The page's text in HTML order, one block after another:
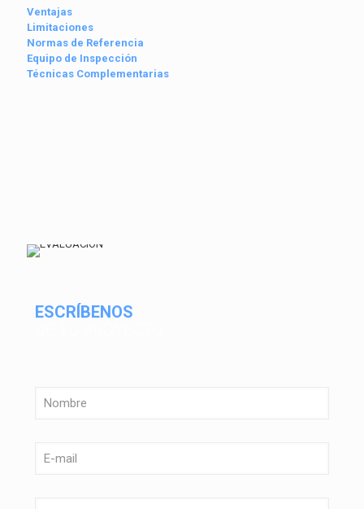
Ventajas
Limitaciones
Normas de Referencia
Equipo de Inspección
Técnicas Complementarias
ESCRÍBENOS